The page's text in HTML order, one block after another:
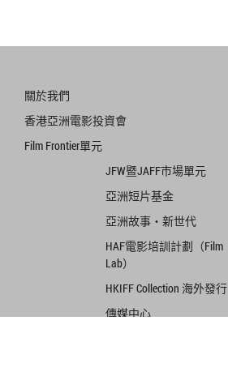
關於我們
香港亞洲電影投資會
Film Frontier單元
JFW暨JAFF市場單元
亞洲短片基金
亞洲故事‧新世代
HAF電影培訓計劃（Film
Lab）
HKIFF Collection 海外發行
傳媒中心